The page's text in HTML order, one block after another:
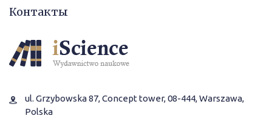
Контакты
ul. Grzybowska 87, Concept tower, 08-444, Warszawa,
Polska